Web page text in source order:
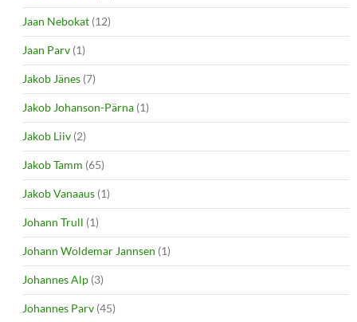
Jaan Nebokat (12)
Jaan Parv (1)
Jakob Jänes (7)
Jakob Johanson-Pärna (1)
Jakob Liiv (2)
Jakob Tamm (65)
Jakob Vanaaus (1)
Johann Trull (1)
Johann Woldemar Jannsen (1)
Johannes Alp (3)
Johannes Parv (45)